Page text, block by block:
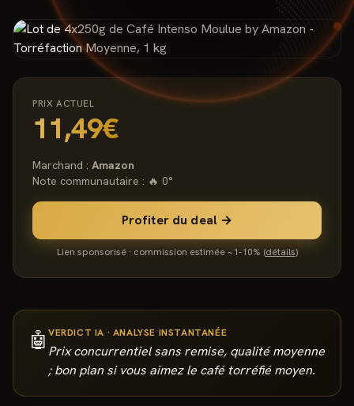
PRIX ACTUEL
11,49€
Marchand : Amazon
Note communautaire : 🔥 0°
Profiter du deal →
Lien sponsorisé · commission estimée ~1-10% (détails)
🤖 VERDICT IA · ANALYSE INSTANTANÉE
Prix concurrentiel sans remise, qualité moyenne
; bon plan si vous aimez le café torréfié moyen.